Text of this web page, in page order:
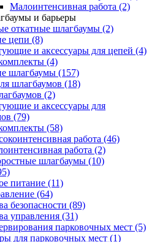
Малоинтенсивная работа (2)
и барьеры
откатные шлагбаумы (2)
цепи (8)
и аксессуары для цепей (4)
(4)
шлагбаумы (157)
шлагбаумов (18)
(2)
и аксессуары для
(79)
(58)
работа (46)
работа (2)
шлагбаумы (10)
питание (11)
(64)
безопасности (89)
управления (31)
парковочных мест (5)
для парковочных мест (1)